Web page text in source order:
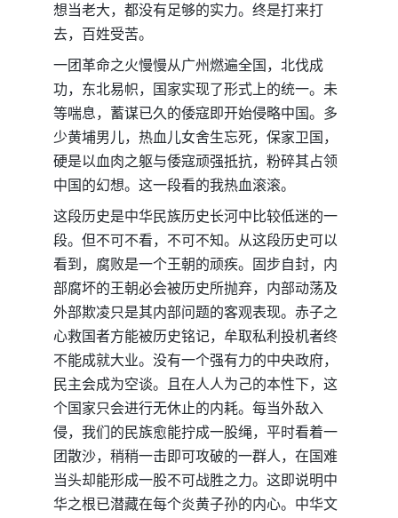
想当老大，都没有足够的实力。终是打来打
去，百姓受苦。
一团革命之火慢慢从广州燃遍全国，北伐成
功，东北易帜，国家实现了形式上的统一。未
等喘息，蓄谋已久的倭寇即开始侵略中国。多
少黄埔男儿，热血儿女舍生忘死，保家卫国，
硬是以血肉之躯与倭寇顽强抵抗，粉碎其占领
中国的幻想。这一段看的我热血滚滚。
这段历史是中华民族历史长河中比较低迷的一
段。但不可不看，不可不知。从这段历史可以
看到，腐败是一个王朝的顽疾。固步自封，内
部腐坏的王朝必会被历史所抛弃，内部动荡及
外部欺凌只是其内部问题的客观表现。赤子之
心救国者方能被历史铭记，牟取私利投机者终
不能成就大业。没有一个强有力的中央政府，
民主会成为空谈。且在人人为己的本性下，这
个国家只会进行无休止的内耗。每当外敌入
侵，我们的民族愈能拧成一股绳，平时看着一
团散沙，稍稍一击即可攻破的一群人，在国难
当头却能形成一股不可战胜之力。这即说明中
华之根已潜藏在每个炎黄子孙的内心。中华文